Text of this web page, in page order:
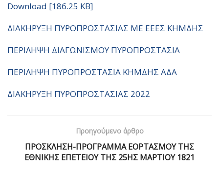
Download [186.25 KB]
ΔΙΑΚΗΡΥΞΗ ΠΥΡΟΠΡΟΣΤΑΣΙΑΣ ΜΕ ΕΕΕΣ ΚΗΜΔΗΣ
ΠΕΡΙΛΗΨΗ ΔΙΑΓΩΝΙΣΜΟΥ ΠΥΡΟΠΡΟΣΤΑΣΙΑ
ΠΕΡΙΛΗΨΗ ΠΥΡΟΠΡΟΣΤΑΣΙΑ ΚΗΜΔΗΣ ΑΔΑ
ΔΙΑΚΗΡΥΞΗ ΠΥΡΟΠΡΟΣΤΑΣΙΑΣ 2022
Προηγούμενο άρθρο
ΠΡΟΣΚΛΗΣΗ-ΠΡΟΓΡΑΜΜΑ ΕΟΡΤΑΣΜΟΥ ΤΗΣ
ΕΘΝΙΚΗΣ ΕΠΕΤΕΙΟΥ ΤΗΣ 25ΗΣ ΜΑΡΤΙΟΥ 1821